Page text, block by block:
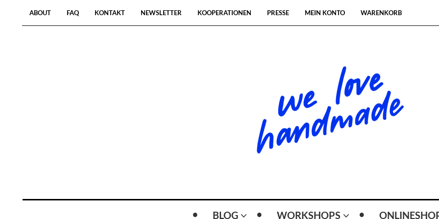
ABOUT FAQ KONTAKT NEWSLETTER KOOPERATIONEN PRESSE MEIN KONTO WARENKORB
BLOG WORKSHOPS